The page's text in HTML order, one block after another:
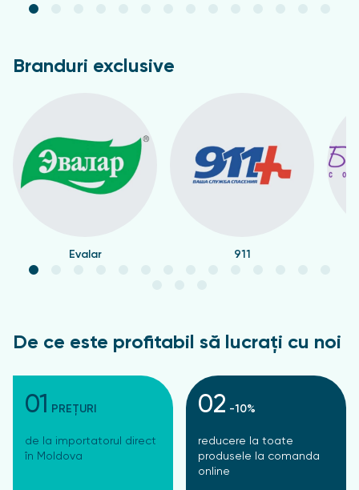
Branduri exclusive
Evalar 911
De ce este profitabil să lucrați cu noi
01 PREȚURI
de la importatorul direct
în Moldova
02 -10%
reducere la toate
produsele la comanda
online